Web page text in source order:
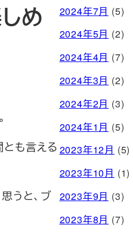
め
も言える
うと、ブ
2024年7月 (5)
2024年5月 (2)
2024年4月 (7)
2024年3月 (2)
2024年2月 (3)
2024年1月 (5)
2023年12月 (5)
2023年10月 (1)
2023年9月 (3)
2023年8月 (7)